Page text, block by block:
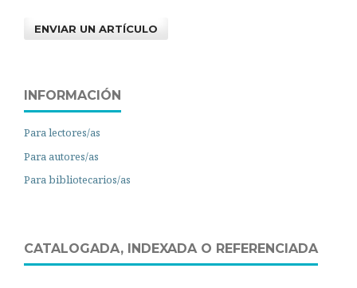
ENVIAR UN ARTÍCULO
INFORMACIÓN
Para lectores/as
Para autores/as
Para bibliotecarios/as
CATALOGADA, INDEXADA O REFERENCIADA